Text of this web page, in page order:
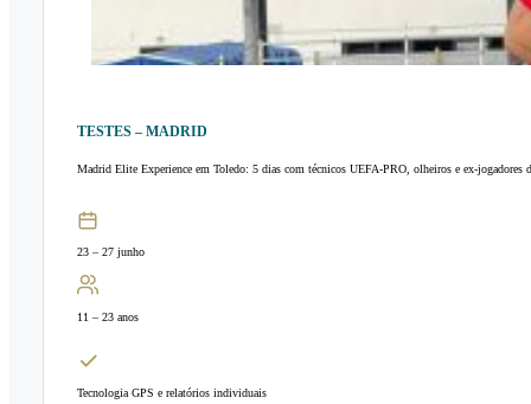
TESTES – MADRID
Madrid Elite Experience em Toledo: 5 dias com técnicos UEFA-PRO, olheiros e ex-jogadores
23 – 27 junho
11 – 23 anos
Tecnologia GPS e relatórios individuais